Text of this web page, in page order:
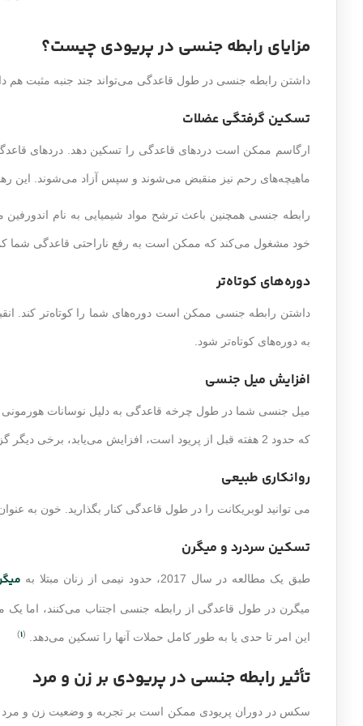
مزایای رابطه جنسی در پریودی چیست؟
داشتن رابطه جنسی در طول قاعدگی می‌تواند جند جنبه مثبت هم
تسکین گرفتگی عضلات
ارگاسم ممکن است دردهای قاعدگی را تسکین دهد. دردهای
ماهیچه‌های رحم نیز منقبض می‌شوند و سپس آزاد می‌شوند. این
رابطه جنسی همچنین باعث ترشح مواد شیمیایی به نام
خود مشغول می‌کند که ممکن است به رفع ناراحتی قاعدگی شما
دوره‌های کوتاه‌تر
داشتن رابطه جنسی ممکن است دوره‌های شما را کوتاه‌تر کند.
به دوره‌های کوتاه‌تر شود.
افزایش میل جنسی
میل جنسی شما در طول چرخه قاعدگی به دلیل نوسانات هورمونی
که حدود 2 هفته قبل از پریود است، افزایش می‌یابد، برخی دیگر گزارش می‌دهند که در طول دوره قاعدگی خود این احساس را دارند.
روانکاری طبیعی
می توانید لوبریکانت را در طول قاعدگی کنار بگذارید. خون به
تسکین سردرد و میگرن
طبق یک مطالعه در سال 2017، حدود نیمی از زنان مبتلا به
این امر تا حدی یا به طور کامل حملات آنها را تسکین می‌دهد. (
1
)
تأثیر رابطه جنسی در پریودی بر زن و مرد
سکس در دوران پریودی ممکن است بر تجربه و وضعیت زن و مرد